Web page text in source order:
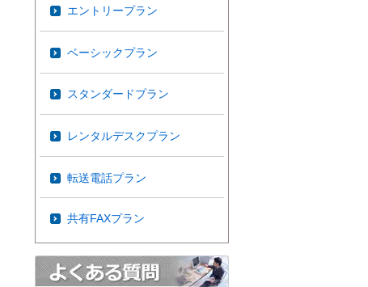
エントリープラン
ベーシックプラン
スタンダードプラン
レンタルデスクプラン
転送電話プラン
共有FAXプラン